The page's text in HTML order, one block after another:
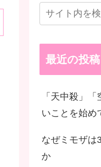
最近の投稿
「天中殺」
いことを始め
なぜミモザは
か